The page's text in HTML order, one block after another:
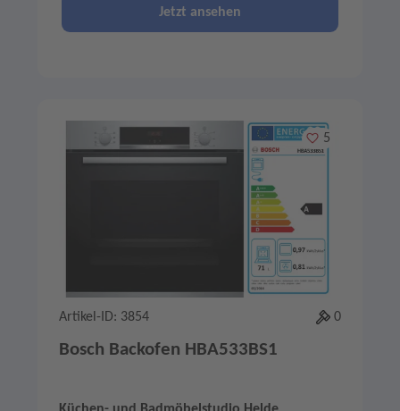
Jetzt ansehen
Merken
5
Artikel-ID: 3854 0
Bosch Backofen HBA533BS1